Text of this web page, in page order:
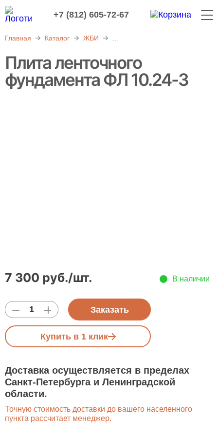
+7 (812) 605-72-67
Главная Каталог ЖБИ
Плита ленточного
фундамента ФЛ 10.24-3
7 300 руб./шт. В наличии
Заказать
Купить в 1 клик
Доставка осуществляется в пределах
Санкт-Петербурга и Ленинградской
области.
Точную стоимость доставки до вашего населенного
пункта рассчитает менеджер.